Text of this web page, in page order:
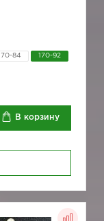
170-84 170-92
В корзину